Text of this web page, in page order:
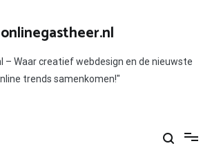
onlinegastheer.nl
– Waar creatief webdesign en de nieuwste
trends samenkomen!"